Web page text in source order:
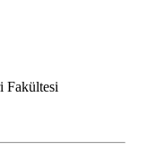
Fakültesi